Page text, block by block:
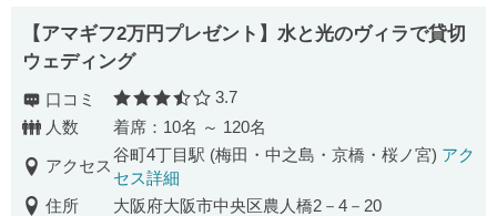
【アマギフ2万円プレゼント】水と光のヴィラで貸切
ウェディング
口コミ 口コミ評価
3.7
人数
着席：10名 ～ 120名
アクセス
谷町4丁目駅 (梅田・中之島・京橋・桜ノ宮) アク
セス詳細
住所
大阪府大阪市中央区農人橋2－4－20